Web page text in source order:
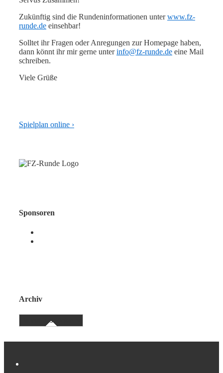
Zukünftig sind die Rundeninformationen unterwww.fz-
runde.de einsehbar!
Solltet ihr Fragen oder Anregungen zur Homepage haben,
dann könnt ihr mir gerne unterinfo@fz-runde.de eine Mail
schreiben.
Viele Grüße
Beitragsnavigation
Next
Spielplan online ›
Sponsoren
Archiv